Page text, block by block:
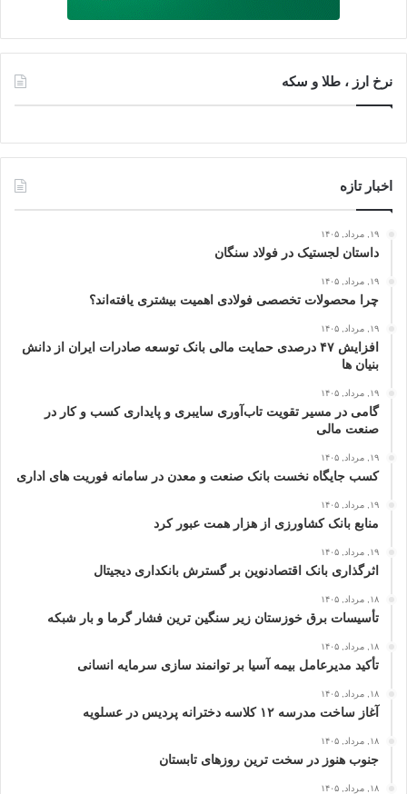
نرخ ارز ، طلا و سکه
اخبار تازه
۱۹, مرداد, ۱۴۰۵
داستان لجستیک در فولاد سنگان
۱۹, مرداد, ۱۴۰۵
چرا محصولات تخصصی فولادی اهمیت بیشتری یافته‌اند؟
۱۹, مرداد, ۱۴۰۵
افزایش ۴۷ درصدی حمایت مالی بانک توسعه صادرات ایران از دانش‌
بنیان‌ ها
۱۹, مرداد, ۱۴۰۵
گامی در مسیر تقویت تاب‌آوری سایبری و پایداری کسب‌ و کار در
صنعت مالی
۱۹, مرداد, ۱۴۰۵
كسب جایگاه نخست بانک صنعت و معدن در سامانه فوریت‌ های اداری
۱۹, مرداد, ۱۴۰۵
منابع بانک کشاورزی از هزار همت عبور کرد
۱۹, مرداد, ۱۴۰۵
اثرگذاری بانک اقتصادنوین بر گسترش بانکداری دیجیتال
۱۸, مرداد, ۱۴۰۵
تأسیسات برق خوزستان زیر سنگین‌ ترین فشار گرما و بار شبکه
۱۸, مرداد, ۱۴۰۵
تأکید مدیرعامل بیمه آسیا بر توانمند سازی سرمایه انسانی
۱۸, مرداد, ۱۴۰۵
آغاز ساخت مدرسه ۱۲ کلاسه دخترانه پردیس در عسلویه
۱۸, مرداد, ۱۴۰۵
جنوب هنوز در سخت‌ ترین روزهای تابستان
۱۸, مرداد, ۱۴۰۵